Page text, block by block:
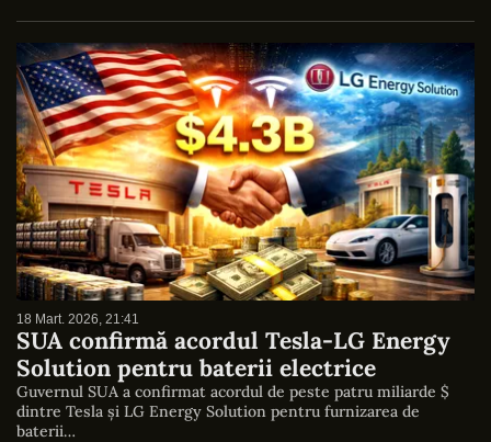
18 Mart. 2026, 21:41
SUA confirmă acordul Tesla-LG Energy
Solution pentru baterii electrice
Guvernul SUA a confirmat acordul de peste patru miliarde $
dintre Tesla și LG Energy Solution pentru furnizarea de
baterii…